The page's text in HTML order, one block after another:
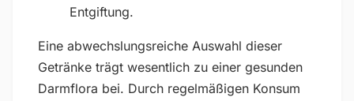
Entgiftung.
Eine abwechslungsreiche Auswahl dieser
Getränke trägt wesentlich zu einer gesunden
Darmflora bei. Durch regelmäßigen Konsum